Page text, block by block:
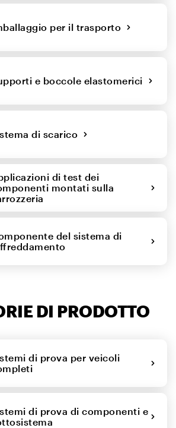
per il trasporto
e boccole elastomerici
di scarico
di test dei
montati sulla
del sistema di
DI PRODOTTO
di prova per veicoli
di prova di componenti e